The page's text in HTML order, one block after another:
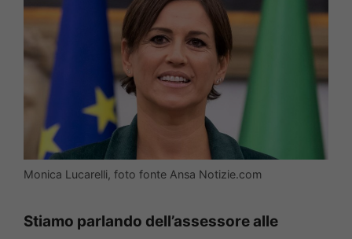
Monica Lucarelli, foto fonte Ansa Notizie.com
Stiamo parlando dell’assessore alle